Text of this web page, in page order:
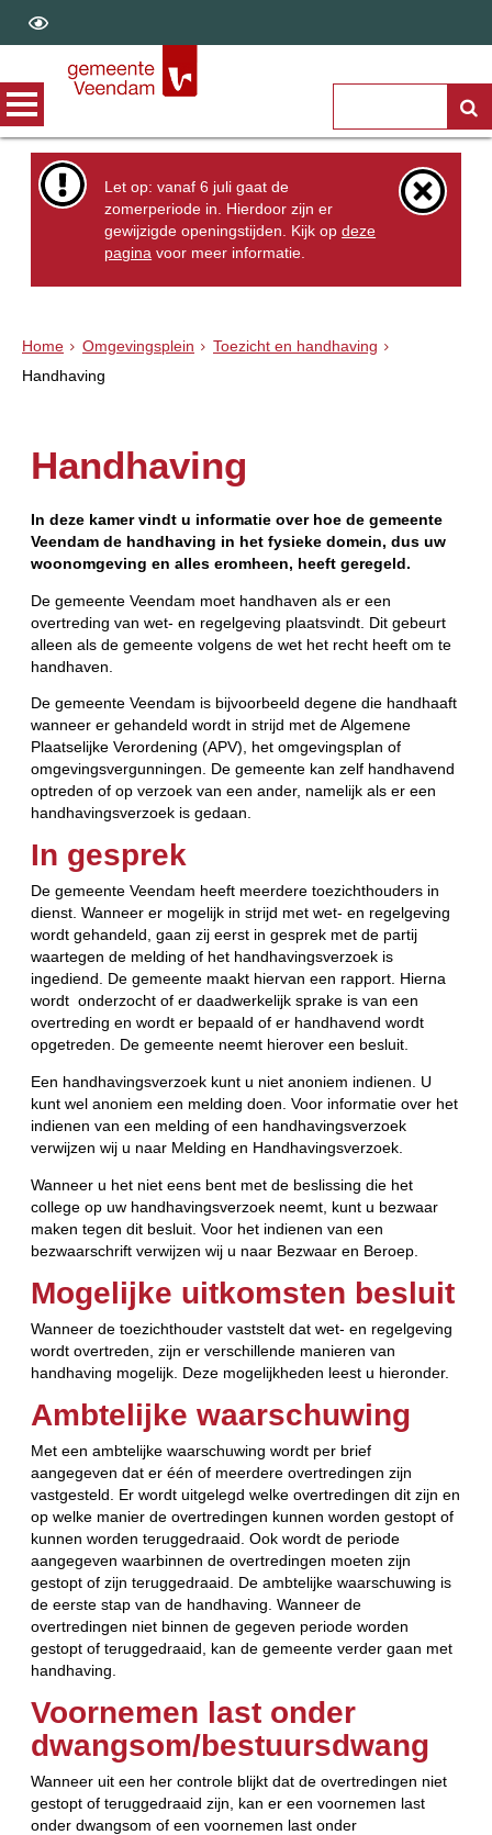
Let op: vanaf 6 juli gaat de
zomerperiode in. Hierdoor zijn er
gewijzigde openingstijden. Kijk opdeze
pagina voor meer informatie.
Home Omgevingsplein
Toezicht en handhaving
Handhaving
Handhaving
In deze kamer vindt u informatie over hoe de gemeente
Veendam de handhaving in het fysieke domein, dus uw
woonomgeving en alles eromheen, heeft geregeld.
De gemeente Veendam moet handhaven als er een
overtreding van wet- en regelgeving plaatsvindt. Dit gebeurt
alleen als de gemeente volgens de wet het recht heeft om te
handhaven.
De gemeente Veendam is bijvoorbeeld degene die handhaaft
wanneer er gehandeld wordt in strijd met de Algemene
Plaatselijke Verordening (APV), het omgevingsplan of
omgevingsvergunningen. De gemeente kan zelf handhavend
optreden of op verzoek van een ander, namelijk als er een
handhavingsverzoek is gedaan.
In gesprek
De gemeente Veendam heeft meerdere toezichthouders in
dienst. Wanneer er mogelijk in strijd met wet- en regelgeving
wordt gehandeld, gaan zij eerst in gesprek met de partij
waartegen de melding of het handhavingsverzoek is
ingediend. De gemeente maakt hiervan een rapport. Hierna
wordt onderzocht of er daadwerkelijk sprake is van een
overtreding en wordt er bepaald of er handhavend wordt
opgetreden. De gemeente neemt hierover een besluit.
Een handhavingsverzoek kunt u niet anoniem indienen. U
kunt wel anoniem een melding doen. Voor informatie over het
indienen van een melding of een handhavingsverzoek
verwijzen wij u naar Melding en Handhavingsverzoek.
Wanneer u het niet eens bent met de beslissing die het
college op uw handhavingsverzoek neemt, kunt u bezwaar
maken tegen dit besluit. Voor het indienen van een
bezwaarschrift verwijzen wij u naar Bezwaar en Beroep.
Mogelijke uitkomsten besluit
Wanneer de toezichthouder vaststelt dat wet- en regelgeving
wordt overtreden, zijn er verschillende manieren van
handhaving mogelijk. Deze mogelijkheden leest u hieronder.
Ambtelijke waarschuwing
Met een ambtelijke waarschuwing wordt per brief
aangegeven dat er één of meerdere overtredingen zijn
vastgesteld. Er wordt uitgelegd welke overtredingen dit zijn en
op welke manier de overtredingen kunnen worden gestopt of
kunnen worden teruggedraaid. Ook wordt de periode
aangegeven waarbinnen de overtredingen moeten zijn
gestopt of zijn teruggedraaid. De ambtelijke waarschuwing is
de eerste stap van de handhaving. Wanneer de
overtredingen niet binnen de gegeven periode worden
gestopt of teruggedraaid, kan de gemeente verder gaan met
handhaving.
Voornemen last onder
dwangsom/bestuursdwang
Wanneer uit een her controle blijkt dat de overtredingen niet
gestopt of teruggedraaid zijn, kan er een voornemen last
onder dwangsom of een voornemen last onder